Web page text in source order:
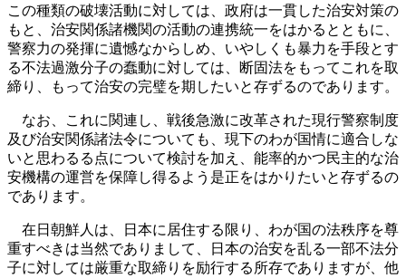
この種類の破壊活動に対しては、政府は一貫した治安対策の
もと、治安関係諸機関の活動の連携統一をはかるとともに、
警察力の発揮に遺憾なからしめ、いやしくも暴力を手段とす
る不法過激分子の蠢動に対しては、断固法をもってこれを取
締り、もって治安の完璧を期したいと存ずるのであります。
なお、これに関連し、戦後急激に改革された現行警察制度
及び治安関係諸法令についても、現下のわが国情に適合しな
いと思わるる点について検討を加え、能率的かつ民主的な治
安機構の運営を保障し得るよう是正をはかりたいと存ずるの
であります。
在日朝鮮人は、日本に居住する限り、わが国の法秩序を尊
重すべきは当然でありまして、日本の治安を乱る一部不法分
子に対しては厳重な取締りを励行する所存でありますが、他